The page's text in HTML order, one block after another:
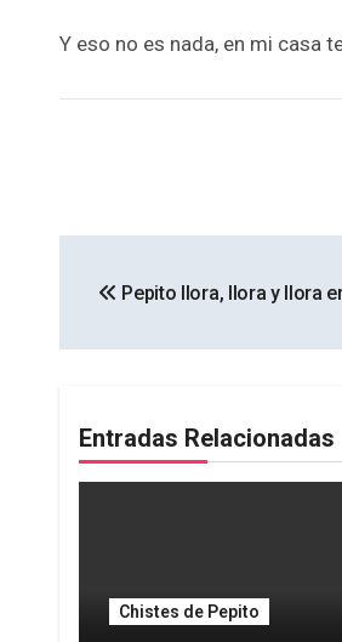
Y eso no es nada, en mi casa
de
entradas
Pepito llora, llora y llora
Entradas Relacionadas
Chistes de Pepito